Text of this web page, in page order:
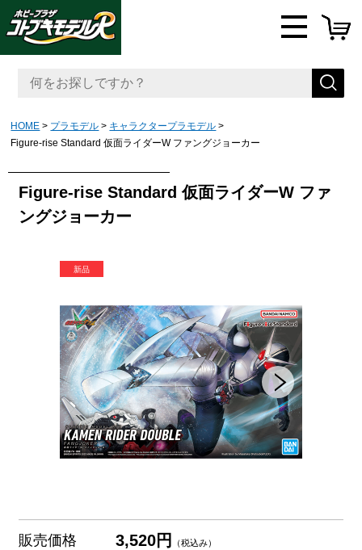
HOME プラモデル
キャラクタープラモデル
Figure-rise Standard 仮面ライダーW ファングジョーカー
Figure-rise Standard 仮面ライダーW ファ
ングジョーカー
販売価格 3,520円 （税込み）